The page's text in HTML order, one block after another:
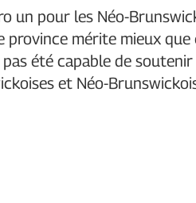
un pour les Néo-
province mérite mieux
été capable de
et Néo-